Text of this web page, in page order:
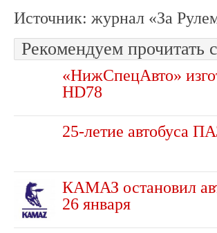
Источник: журнал «За
Рекомендуем прочитать
«НижСпецАвто»
HD78
25-летие автобуса
КАМАЗ остановил
26 января